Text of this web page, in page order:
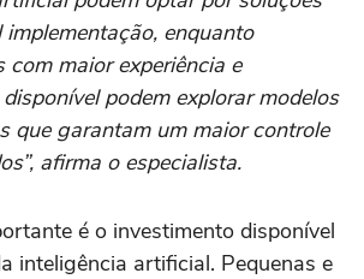
implementação, enquanto
com maior experiência e
podem explorar modelos
que garantam um maior controle
afirma o especialista.
é o investimento disponível
inteligência artificial. Pequenas e